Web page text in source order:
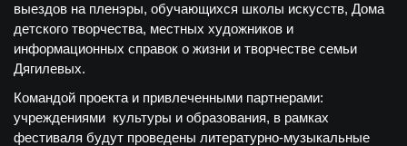
выездов на пленэры, обучающихся школы искусств, Дома
детского творчества, местных художников и
информационных справок о жизни и творчестве семьи
Дягилевых.
Командой проекта и привлеченными партнерами:
учреждениями культуры и образования, в рамках
фестиваля будут проведены литературно-музыкальные